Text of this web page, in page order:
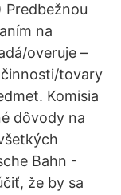
Predbežnou
na
overuje –
činnosti/tovary
Komisia
dôvody na
Bahn -
že by sa